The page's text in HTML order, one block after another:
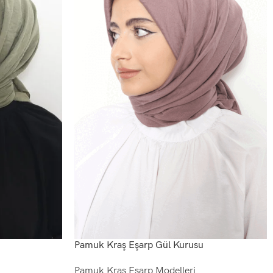
Pamuk Kraş Eşarp Gül Kurusu